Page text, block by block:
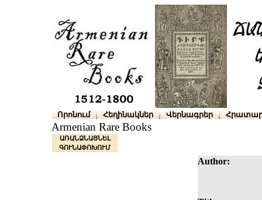
Որոնում Հեղինակներ Վերնագրեր
Armenian Rare Books
ԱՌԱՆՁՆԱՑՆԵԼ
ԳՈՒՆԱՓՈԽՈՒՄ
Author: